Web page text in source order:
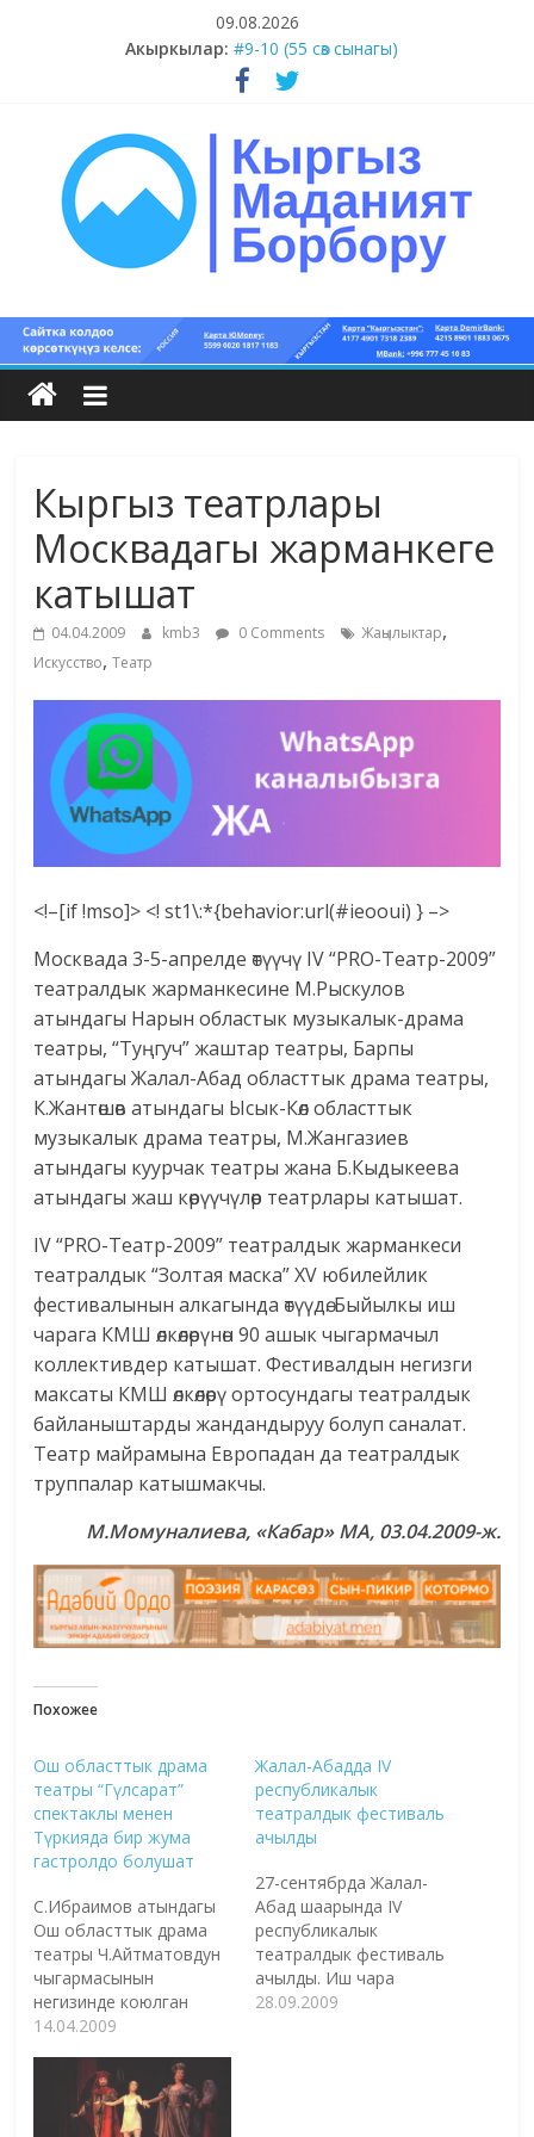
09.08.2026
Акыркылар: #9-10 (55 сөз сынагы)
#5-8 (55 сөз сынагы)
#1-4 (55 сөз сынагы)
#11-12 (55 сөз сынагы)
Кыргыз
маданият
Кыргыз
маданияты
жана
адабияты
Кыргыз театрлары
Москвадагы жарманкеге
катышат
04.04.2009 kmb3 0 Comments Жаңылыктар,
Искусство,Театр
<!–[if !mso]> <! st1\:*{behavior:url(#ieooui) } –>
Москвада 3-5-апрелде өтүүчү IV “PRO-Театр-2009”
театралдык жарманкесине М.Рыскулов
атындагы Нарын областык музыкалык-драма
театры, “Туңгуч” жаштар театры, Барпы
атындагы Жалал-Абад областтык драма театры,
К.Жантөшөв атындагы Ысык-Көл областтык
музыкалык драма театры, М.Жангазиев
атындагы куурчак театры жана Б.Кыдыкеева
атындагы жаш көрүүчүлөр театрлары катышат.
IV “PRO-Театр-2009” театралдык жарманкеси
театралдык “Золтая маска” XV юбилейлик
фестивалынын алкагында өтүүдө. Быйылкы иш
чарага КМШ өлкөлөрүнөн 90 ашык чыгармачыл
коллективдер катышат. Фестивалдын негизги
максаты КМШ өлкөлөрү ортосундагы театралдык
байланыштарды жандандыруу болуп саналат.
Театр майрамына Европадан да театралдык
труппалар катышмакчы.
М.Момуналиева, «Кабар» МА, 03.04.2009-ж.
Похожее
Ош областтык драма
театры “Гүлсарат”
спектаклы менен
Түркияда бир жума
гастролдо болушат
С.Ибраимов атындагы
Ош областтык драма
театры Ч.Айтматовдун
чыгармасынын
негизинде коюлган
"Гүлсарат" спектаклы
бир жума гастролдо
болушат. Бул тууралуу
Маданият жана
14.04.2009
Жалал-Абадда IV
республикалык
театралдык фестиваль
ачылды
27-сентябрда Жалал-
Абад шаарында IV
республикалык
театралдык фестиваль
ачылды. Иш чара
СССРдин эл артисти
28.09.2009